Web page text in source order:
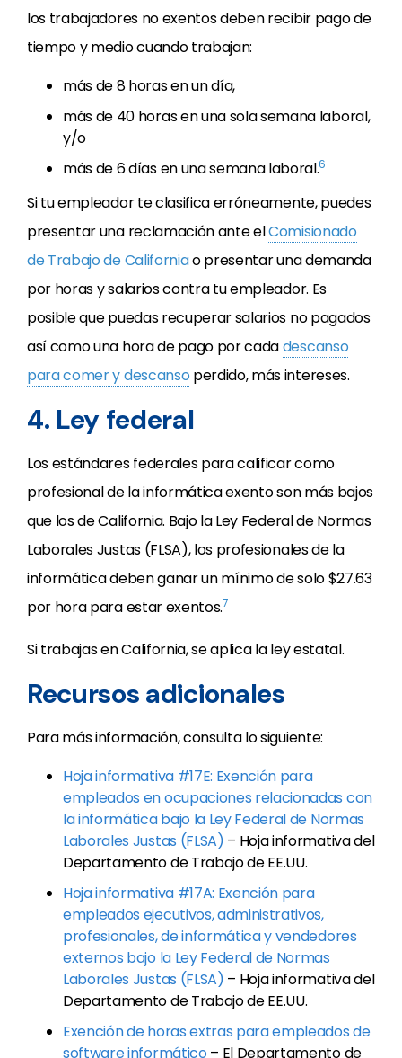
los trabajadores no exentos deben recibir pago de
tiempo y medio cuando trabajan:
más de 8 horas en un día,
más de 40 horas en una sola semana laboral,
y/o
más de 6 días en una semana laboral.6
Si tu empleador te clasifica erróneamente, puedes
presentar una reclamación ante elComisionado
de Trabajo de Californiao presentar una demanda
por horas y salarios contra tu empleador. Es
posible que puedas recuperar salarios no pagados
así como una hora de pago por cadadescanso
para comer y descanso perdido, más intereses.
4. Ley federal
Los estándares federales para calificar como
profesional de la informática exento son más bajos
que los de California. Bajo la Ley Federal de Normas
Laborales Justas (FLSA), los profesionales de la
informática deben ganar un mínimo de solo $27.63
por hora para estar exentos.7
Si trabajas en California, se aplica la ley estatal.
Recursos adicionales
Para más información, consulta lo siguiente:
Hoja informativa #17E: Exención para
empleados en ocupaciones relacionadas con
la informática bajo la Ley Federal de Normas
Laborales Justas (FLSA) – Hoja informativa del
Departamento de Trabajo de EE.UU.
Hoja informativa #17A: Exención para
empleados ejecutivos, administrativos,
profesionales, de informática y vendedores
externos bajo la Ley Federal de Normas
Laborales Justas (FLSA) – Hoja informativa del
Departamento de Trabajo de EE.UU.
Exención de horas extras para empleados de
software informático– El Departamento de